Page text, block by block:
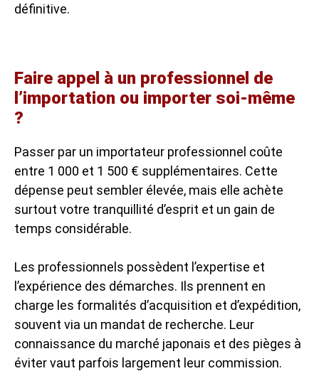
définitive.
Faire appel à un professionnel de
l’importation ou importer soi-même
?
Passer par un importateur professionnel coûte
entre 1 000 et 1 500 € supplémentaires. Cette
dépense peut sembler élevée, mais elle achète
surtout votre tranquillité d’esprit et un gain de
temps considérable.
Les professionnels possèdent l’expertise et
l’expérience des démarches. Ils prennent en
charge les formalités d’acquisition et d’expédition,
souvent via un mandat de recherche. Leur
connaissance du marché japonais et des pièges à
éviter vaut parfois largement leur commission.